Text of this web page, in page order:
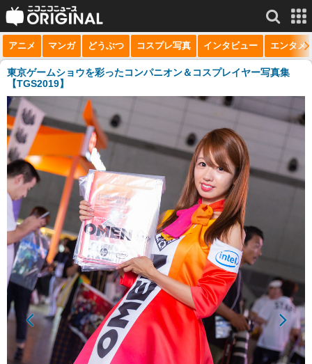
サービス一覧 もっと見る
niconico
動画
生放送
ニュース
チャンネル
マンガ
ニコニコQ
アニメ マンガ どうぶつ コスプレ写真 インタビュー エンタメ
東京ゲームショウを彩ったコンパニオン＆コスプレイヤー写真集
【TGS2019】